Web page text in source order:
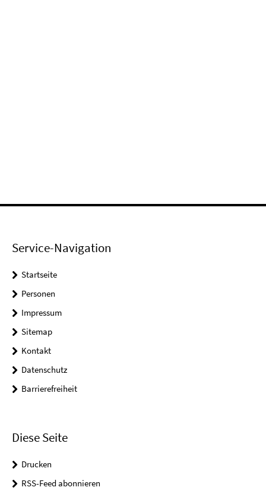
Service-Navigation
Startseite
Personen
Impressum
Sitemap
Kontakt
Datenschutz
Barrierefreiheit
Diese Seite
Drucken
RSS-Feed abonnieren